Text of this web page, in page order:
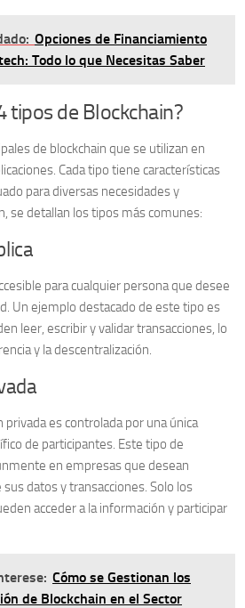
Opciones de Financiamiento
Todo lo que Necesitas Saber
tipos de Blockchain?
de blockchain que se utilizan en
Cada tipo tiene características
para diversas necesidades y
se detallan los tipos más comunes:
para cualquier persona que desee
Un ejemplo destacado de este tipo es
leer, escribir y validar transacciones, lo
y la descentralización.
privadaes controlada por una única
de participantes. Este tipo de
en empresas que desean
datos y transacciones. Solo los
acceder a la información y participar
Cómo se Gestionan los
de Blockchain en el Sector